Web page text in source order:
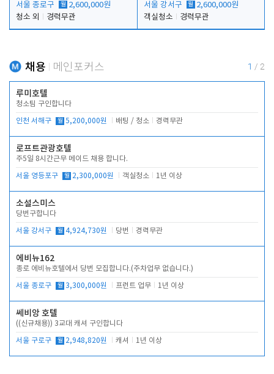
서울 종로구 월 2,600,000원
청소 외
경력무관
서울 강서구 월 2,600,000원
객실청소
경력무관
채용 메인포커스 1 / 2
루미호텔
청소팀 구인합니다
인천 서해구 월 5,200,000원 배팅 / 청소 경력무관
로프트관광호텔
주5일 8시간근무 메이드 채용 합니다.
서울 영등포구 월 2,300,000원 객실청소 1년 이상
소설스미스
당번구합니다
서울 강서구 월 4,924,730원 당번 경력무관
에비뉴162
종로 에비뉴호텔에서 당번 모집합니다.(주차업무 없습니다.)
서울 종로구 월 3,300,000원 프런트 업무 1년 이상
쎄비앙 호텔
((신규채용)) 3교대 캐셔 구인합니다
서울 구로구 월 2,948,820원 캐셔 1년 이상